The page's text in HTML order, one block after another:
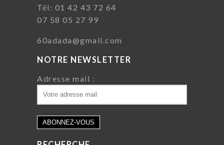
Tél: 01 42 43 72 64
07 58 05 27 99
60adada@gmail.com
NOTRE NEWSLETTER
Adresse mail :